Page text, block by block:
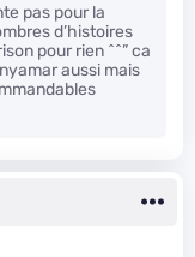
pas pour la
d’histoires
pour rien ^^” ca
aussi mais